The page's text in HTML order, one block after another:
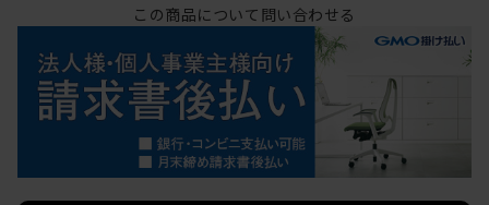
この商品について問い合わせる